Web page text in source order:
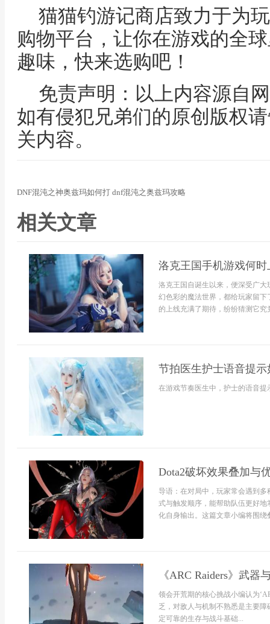
猫猫钓游记商店致力于为
购物平台，让你在游戏的全
趣味，快来选购吧！
免责声明：以上内容源自
如有侵犯兄弟们的原创版权
关内容。
DNF混沌之神奥兹玛如何打 dnf混沌之奥兹玛攻略
相关文章
洛克王国手机游戏何
洛克王国自诞生以来，便深受广
幻色彩的魔法世界，都给玩家留
的上线充满了期待，纷纷猜测它究
节拍医生护士语音提
在游戏节奏医生中，护士的语音
Dota2破坏效果叠加与
导语：在对局中，玩家常会遇到
式与触发顺序，能帮助队伍更好
化自身输出。这篇文章小编将围
《ARC Raiders》武
领会开荒期的核心挑战小编认为
乏，对敌人与机制不熟悉是主要
定可靠的生存与战斗基础...